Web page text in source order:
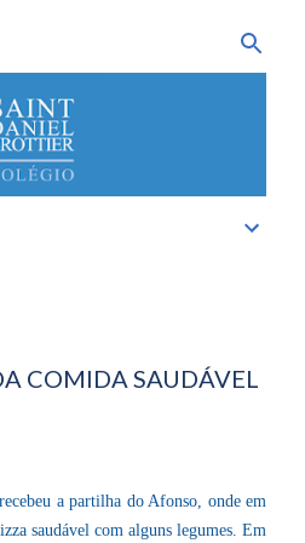
COMIDA SAUDÁVEL
a partilha do Afonso, onde em
saudável com alguns legumes. Em